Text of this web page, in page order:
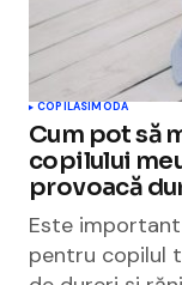
COPILASIMODA
Cum pot să
copilului
provoacă
Este
pentru copilul